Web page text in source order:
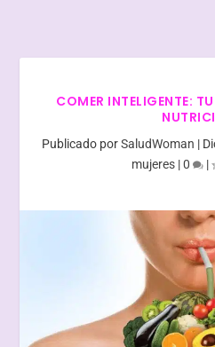
COMER INTELIGENTE:
Publicado porSaludWoman |
mujeres |0 |